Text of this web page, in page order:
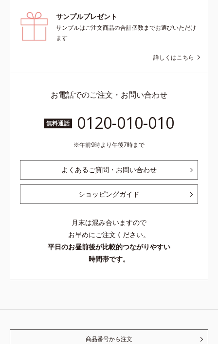
サンプルプレゼント
サンプルはご注文商品の合計個数までお選びいただけ
ます
詳しくはこちら
お電話でのご注文・お問い合わせ
無料通話 0120-010-010
午前9時より午後7時まで
よくあるご質問・お問い合わせ
ショッピングガイド
月末は混み合いますので
お早めにご注文ください。
平日のお昼前後が比較的つながりやすい
時間帯です。
商品番号から注文